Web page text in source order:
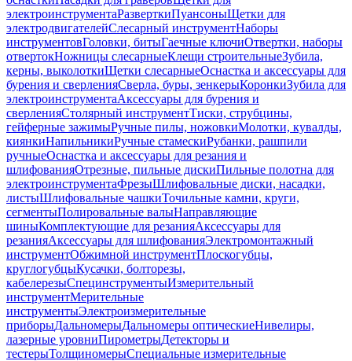
электроинструментаРазверткиПуансоныЩетки для
электродвигателейСлесарный инструментНаборы
инструментовГоловки, битыГаечные ключиОтвертки, наборы
отвертокНожницы слесарныеКлещи строительныеЗубила,
керны, выколоткиЩетки слесарныеОснастка и аксессуары для
бурения и сверленияСверла, буры, зенкерыКоронкиЗубила для
электроинструментаАксессуары для бурения и
сверленияСтолярный инструментТиски, струбцины,
гейферные зажимыРучные пилы, ножовкиМолотки, кувалды,
киянкиНапильникиРучные стамескиРубанки, рашпили
ручныеОснастка и аксессуары для резания и
шлифованияОтрезные, пильные дискиПильные полотна для
электроинструментаФрезыШлифовальные диски, насадки,
листыШлифовальные чашкиТочильные камни, круги,
сегментыПолировальные валыНаправляющие
шиныКомплектующие для резанияАксессуары для
резанияАксессуары для шлифованияЭлектромонтажный
инструментОбжимной инструментПлоскогубцы,
круглогубцыКусачки, болторезы,
кабелерезыСпецинструментыИзмерительный
инструментМерительные
инструментыЭлектроизмерительные
приборыДальномерыДальномеры оптическиеНивелиры,
лазерные уровниПирометрыДетекторы и
тестерыТолщиномерыСпециальные измерительные